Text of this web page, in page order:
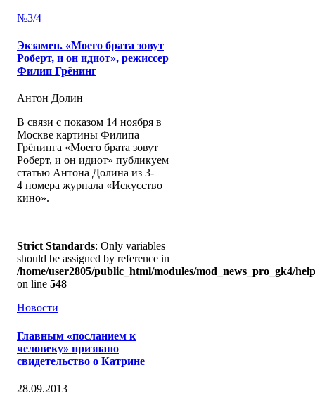
№3/4
Экзамен. «Моего брата зовут
Роберт, и он идиот», режиссер
Филип Грёнинг
Антон Долин
В связи с показом 14 ноября в
Москве картины Филипа
Грёнинга «Моего брата зовут
Роберт, и он идиот» публикуем
статью Антона Долина из 3-
4 номера журнала «Искусство
кино».
Strict Standards: Only variables
should be assigned by reference in
/home/user2805/public_html/modules/mod_news_pro_gk4/
on line 548
Новости
Главным «посланием к
человеку» признано
свидетельство о Катрине
28.09.2013